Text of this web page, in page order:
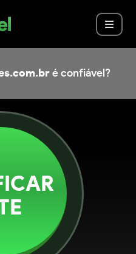
é confiável?